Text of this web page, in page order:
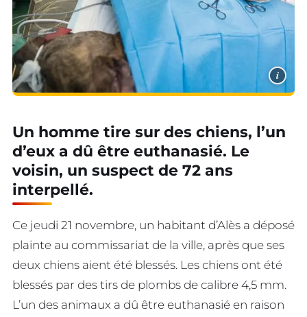
i
Un homme tire sur des chiens, l’un
d’eux a dû être euthanasié. Le
voisin, un suspect de 72 ans
interpellé.
Ce jeudi 21 novembre, un habitant d’Alès a déposé
plainte au commissariat de la ville, après que ses
deux chiens aient été blessés. Les chiens ont été
blessés par des tirs de plombs de calibre 4,5 mm.
L’un des animaux a dû être euthanasié en raison